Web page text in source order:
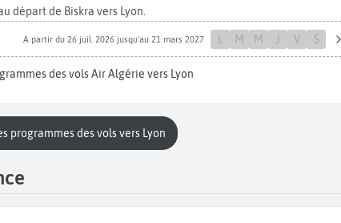
départ de Biskra vers Lyon.
A partir du 26 juil. 2026 jusqu'au 21 mars 2027 M M V S
des vols Air Algérie vers Lyon
programmes des vols vers Lyon